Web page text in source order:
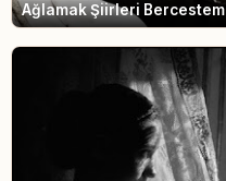
Ağlamak Şiirleri Bercestem